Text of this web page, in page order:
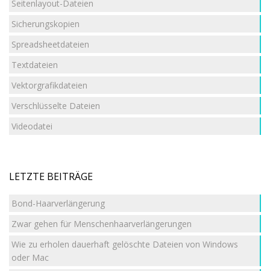
Seitenlayout-Dateien
Sicherungskopien
Spreadsheetdateien
Textdateien
Vektorgrafikdateien
Verschlüsselte Dateien
Videodatei
LETZTE BEITRÄGE
Bond-Haarverlängerung
Zwar gehen für Menschenhaarverlängerungen
Wie zu erholen dauerhaft gelöschte Dateien von Windows
oder Mac